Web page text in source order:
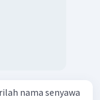
nama senyawa